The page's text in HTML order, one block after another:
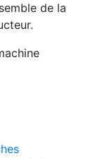
de la